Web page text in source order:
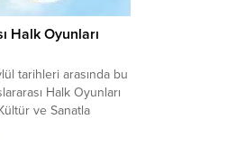
Halk Oyunları
tarihleri arasında bu
Halk Oyunları
ve Sanatla
kültür sanat